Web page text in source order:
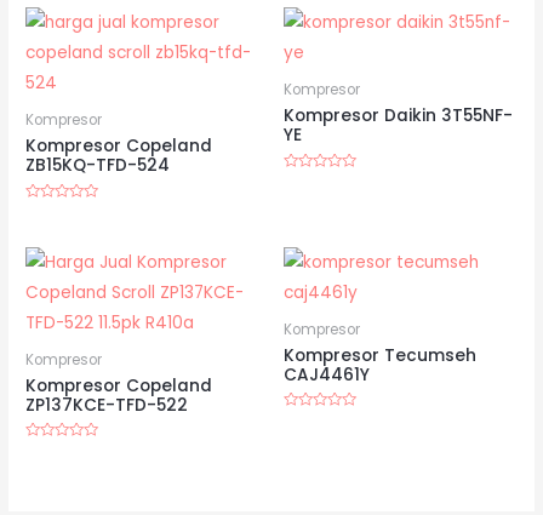
Kompresor
Kompresor Copeland
ZB15KQ-TFD-524
5
Kompresor
Kompresor Daikin 3T55NF-
YE
Kompresor
Kompresor Copeland
ZP137KCE-TFD-522
Kompresor
Kompresor Tecumseh
CAJ4461Y